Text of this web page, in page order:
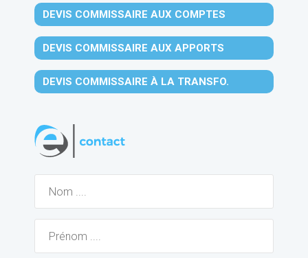
DEVIS COMMISSAIRE AUX COMPTES
DEVIS COMMISSAIRE AUX APPORTS
DEVIS COMMISSAIRE À LA TRANSFO.